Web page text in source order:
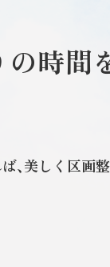
時間
美しく区画